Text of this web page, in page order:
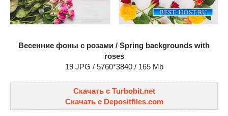
Весенние фоны с розами / Spring backgrounds with
roses
19 JPG / 5760*3840 / 165 Mb
Скачать с Turbobit.net
Скачать с Depositfiles.com